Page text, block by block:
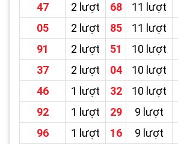
47
2 lượt 68 11 lượt
05
2 lượt 85 11 lượt
91
2 lượt 51 10 lượt
37
2 lượt 04 10 lượt
46
1 lượt 32 10 lượt
92
1 lượt 29 9 lượt
96
1 lượt 16 9 lượt